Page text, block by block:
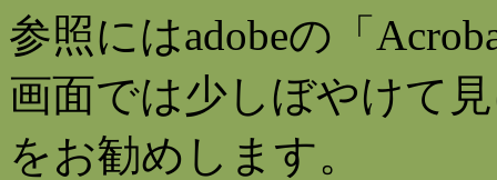
参照にはadobeの「
画面では少しぼやけて
をお勧めします。